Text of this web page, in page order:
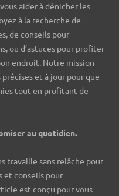
aider à dénicher les
à la recherche de
de conseils pour
ou d’astuces pour profiter
endroit. Notre mission
et à jour pour que
tout en profitant de
au quotidien.
travaille sans relâche pour
et conseils pour
est conçu pour vous